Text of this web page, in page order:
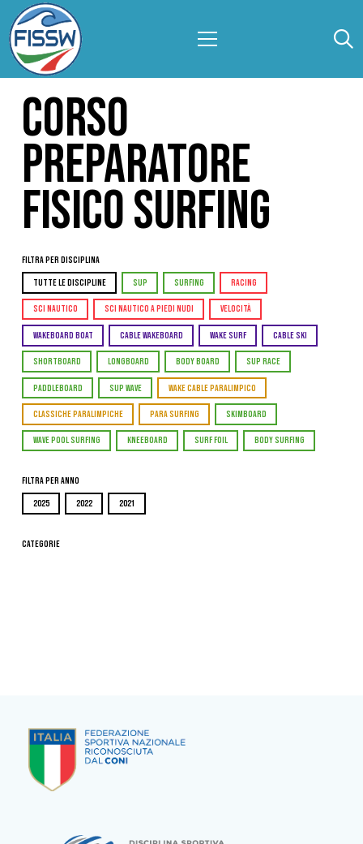
CORSO
PREPARATORE
FISICO SURFING
Filtra per Disciplina
TUTTE LE DISCIPLINE SUP SURFING RACING
SCI NAUTICO SCI NAUTICO A PIEDI NUDI VELOCITÀ
WAKEBOARD BOAT CABLE WAKEBOARD WAKE SURF CABLE SKI
SHORTBOARD LONGBOARD BODY BOARD SUP RACE
PADDLEBOARD SUP WAVE WAKE CABLE PARALIMPICO
CLASSICHE PARALIMPICHE PARA SURFING SKIMBOARD
WAVE POOL SURFING KNEEBOARD SURF FOIL BODY SURFING
Filtra per Anno
2025 2022 2021
Categorie